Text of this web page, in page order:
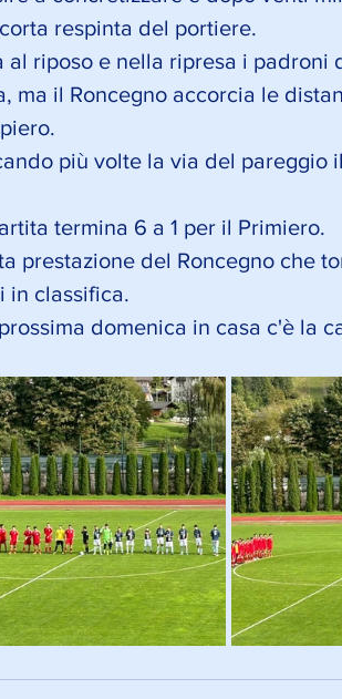
respinta del portiere.
al riposo e nella ripresa i
ma il Roncegno accorcia le
più volte la via del pareggio
termina 6 a 1 per il Primiero.
prestazione del Roncegno che
in classifica.
domenica in casa c'è la